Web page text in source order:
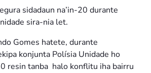
sidadaun na’in-20 durante
sira-nia let.
Gomes hatete, durante
konjunta Polísia Unidade ho
resin tanba halo konflitu iha bairru